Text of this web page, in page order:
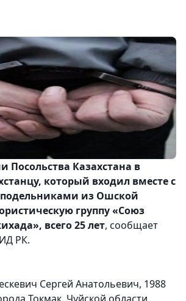
Казахстана в
который входил вместе с
из Ошской
группу «Союз
всего 25 лет, сообщает
РК.
Сергей Анатольевич, 1988